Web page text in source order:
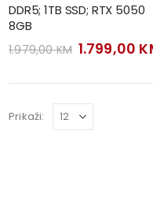
DDR5; 1TB SSD; RTX 5050
8GB
1.979,00KM Original
price
1.979,00
1.799,00
Prikaži: